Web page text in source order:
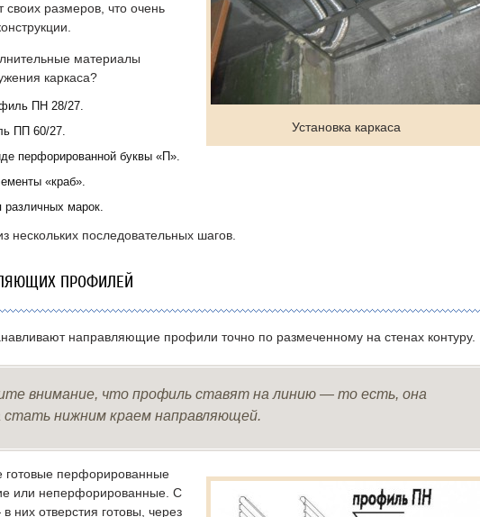
Установка каркаса
своих размеров, что очень
материалы
каркаса?
ПН 28/27.
ПП 60/27.
перфорированной буквы «П».
«краб».
марок.
нескольких последовательных шагов.
ПРОФИЛЕЙ
направляющие профили точно по размеченному на стенах контуру.
внимание, что профиль ставят на линию — то есть, она
стать нижним краем направляющей.
готовые перфорированные
или неперфорированные. С
них отверстия готовы, через